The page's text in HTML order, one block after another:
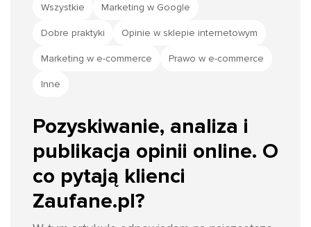
Wszystkie Marketing w Google
Dobre praktyki Opinie w sklepie internetowym
Marketing w e-commerce Prawo w e-commerce
Inne
Pozyskiwanie, analiza i
publikacja opinii online. O
co pytają klienci
Zaufane.pl?